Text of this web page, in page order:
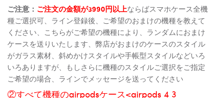
ご注意： ご注文の金額が3990円以上ならばスマホケース全機
種ご選択可、ライン登録後、ご希望のおまけの機種を教えて
ください、こちらがご希望の機種により、ランダムにおまけ
ケースを送りいたします、弊店がおまけのケースのスタイル
がガラス素材、斜めかけスタイルや手帳型スタイルなどいろ
いろありますが、もしさらに機種のスタイルご選択をご指定
ご希望の場合、ラインでメッセージを送ってください
②すべて機種のairpodsケース<airpods 4 3